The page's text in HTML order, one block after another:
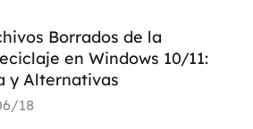
Borrados de la
en Windows 10/11:
y Alternativas
18